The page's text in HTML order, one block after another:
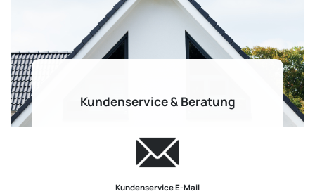
Kundenservice & Beratung
Kundenservice E-Mail